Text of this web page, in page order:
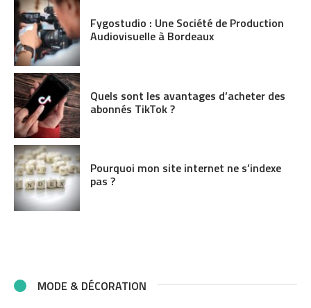
Fygostudio : Une Société de Production
Audiovisuelle à Bordeaux
Quels sont les avantages d’acheter des
abonnés TikTok ?
Pourquoi mon site internet ne s’indexe
pas ?
MODE & DÉCORATION